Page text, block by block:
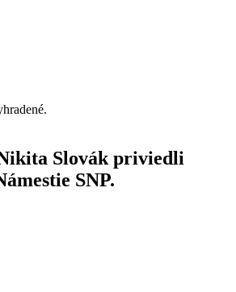
Slovák priviedli
SNP.